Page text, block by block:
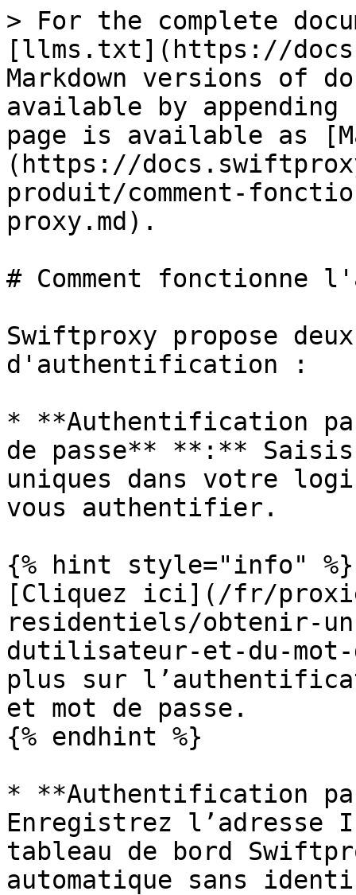
> For the complete
[llms.txt](https://
Markdown versions of
available by
page is available as
(https://
produit/comment-
proxy.md).
# Comment
Swiftproxy propose
d'authentification :
* **Authentification
de passe** **:**
uniques dans votre
vous authentifier.
{% hint style="info" %}
[Cliquez ici](/fr/
residentiels/obtenir-
dutilisateur-et-du-mot-
plus sur
et mot de passe.
{% endhint %}
* **Authentification
Enregistrez l’adresse
tableau de bord
automatique sans